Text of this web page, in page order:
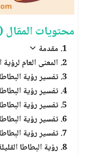
الأنبياء والصحابة
العبادات والشعائر الدينية
الجن والملائكة
محتويات المقال
مقدمة
المعنى العام
تفسير رؤية
تفسير رؤية
تفسير رؤية
تفسير رؤية
تفسير رؤية
رؤية البطاطا